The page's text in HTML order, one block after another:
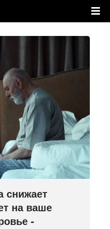
снижает
на ваше
-